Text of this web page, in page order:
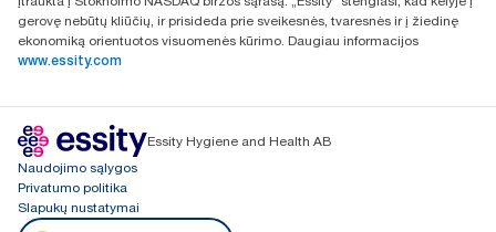
gerovę nebūtų kliūčių, ir prisideda prie sveikesnės, tvaresnės ir į žiedinę
ekonomiką orientuotos visuomenės kūrimo. Daugiau informacijos
www.essity.com
Essity Hygiene and Health AB
Naudojimo sąlygos
Privatumo politika
Slapukų nustatymai